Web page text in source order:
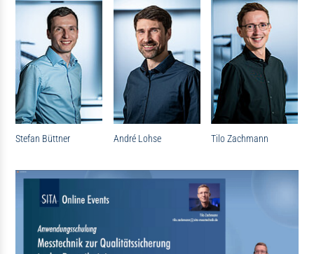
Stefan Büttner André Lohse Tilo Zachmann